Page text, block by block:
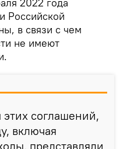
Российской
в связи с чем
не имеют
соглашений,
включая
представляли